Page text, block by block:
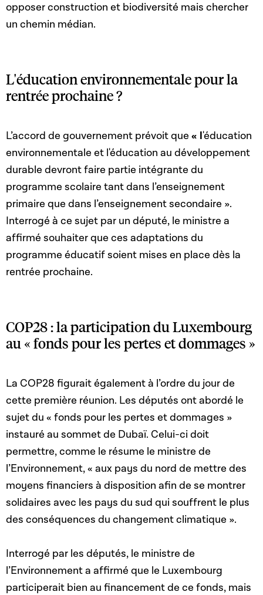
opposer construction et biodiversité mais chercher
un chemin médian.
L'éducation environnementale pour la
rentrée prochaine ?
L’accord de gouvernement prévoit que « l'éducation
environnementale et l'éducation au développement
durable devront faire partie intégrante du
programme scolaire tant dans l’enseignement
primaire que dans l’enseignement secondaire ».
Interrogé à ce sujet par un député, le ministre a
affirmé souhaiter que ces adaptations du
programme éducatif soient mises en place dès la
rentrée prochaine.
COP28 : la participation du Luxembourg
au « fonds pour les pertes et dommages »
La COP28 figurait également à l’ordre du jour de
cette première réunion. Les députés ont abordé le
sujet du « fonds pour les pertes et dommages »
instauré au sommet de Dubaï. Celui-ci doit
permettre, comme le résume le ministre de
l’Environnement, « aux pays du nord de mettre des
moyens financiers à disposition afin de se montrer
solidaires avec les pays du sud qui souffrent le plus
des conséquences du changement climatique ».
Interrogé par les députés, le ministre de
l’Environnement a affirmé que le Luxembourg
participerait bien au financement de ce fonds, mais